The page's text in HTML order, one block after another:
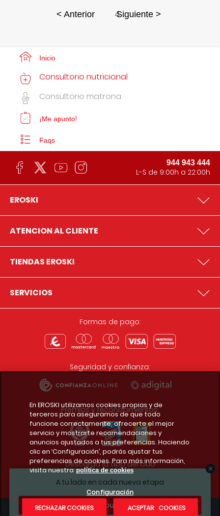
< Anterior 4
Siguiente >
A tu lado en cada nueva etapa
¿Te apuntas?
Inicio
Consultorio nutricional
Consultorio matrona
¡Me apunto!
Faqs
944 943 444
L-S de 9:00h a 22:00h
EROSKI
ATENCION AL CLIENTE
TIENDAS EROSKI
SERVICIOS
Formas de pago:
Seguridad y confianza:
Premios y reconocimientos:
Descarga la app del club
En EROSKI utilizamos cookies propias y de
terceros para asegurarnos de que todo
funcione correctamente, ofrecerte el mejor
servicio y mostrarte recomendaciones y
anuncios ajustados a tus preferencias. Haciendo
clic en ‘Configuración’, podrás ajustar tus
preferencias de cookies. Para más información,
visita nuestra política de cookies
Configuración
RECHAZAR COOKIES
ACEPTAR COOKIES